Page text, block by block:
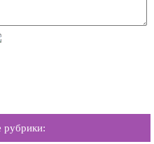
рубрики: